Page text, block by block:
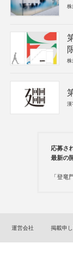
株
株
漢
応募さ
最新の
「登竜
運営会社 掲載申